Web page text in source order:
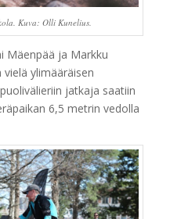
Kuva: Olli Kunelius.
Mäenpää ja Markku
ylimääräisen
jatkaja saatiin
6,5 metrin vedolla